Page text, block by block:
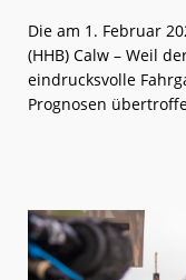
Die am 1. Februar
(HHB) Calw – Weil
eindrucksvolle
Prognosen